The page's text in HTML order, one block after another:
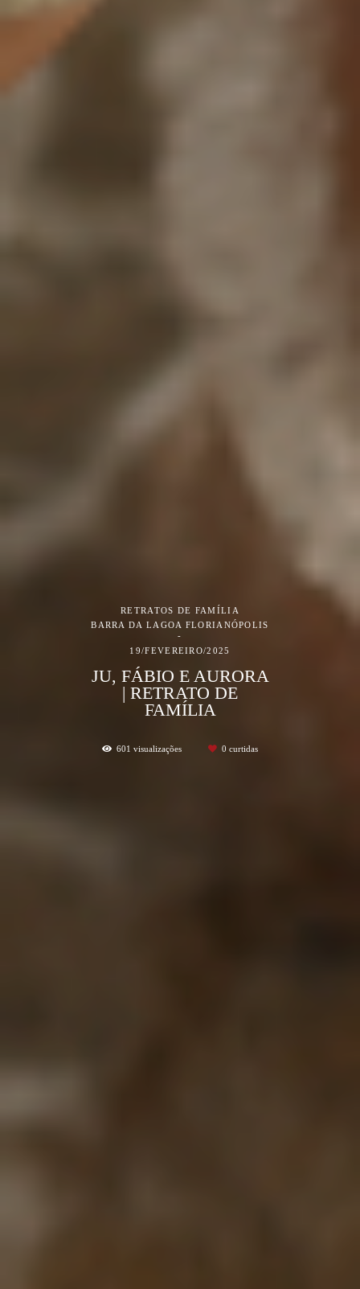
RETRATOS DE FAMÍLIA
BARRA DA LAGOA FLORIANÓPOLIS
19/FEVEREIRO/2025
JU, FÁBIO E AURORA
| RETRATO DE
FAMÍLIA
601 visualizações 0 curtidas